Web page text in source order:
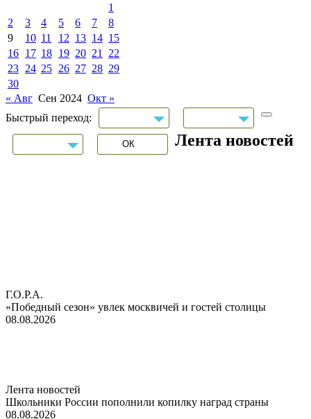
1
2
3 4 5 6 7
8
9
10 11 12 13 14 15
16 17 18 19 20 21
22
23 24 25 26 27 28 29
30
« Авг Сен 2024 Окт »
Быстрый переход:
Лента новостей
Г.О.Р.А.
«Победный сезон» увлек москвичей и гостей столицы
08.08.2026
Лента новостей
Школьники России пополнили копилку наград страны
08.08.2026